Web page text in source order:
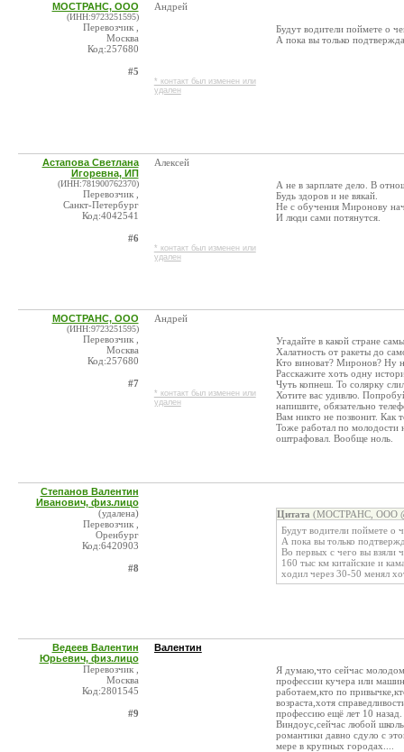
МОСТРАНС, ООО
(ИНН:9723251595)
Перевозчик ,
Москва
Код:257680
#5
Андрей
* контакт был изменен или
удален
Будут водители поймете о
А пока вы только
Астапова Светлана
Игоревна, ИП
(ИНН:781900762370)
Перевозчик ,
Санкт-Петербург
Код:4042541
#6
Алексей
* контакт был изменен или
удален
А не в зарплате дело. В
Будь здоров и не вякай.
Не с обучения Миронову
И люди сами потянутся.
МОСТРАНС, ООО
(ИНН:9723251595)
Перевозчик ,
Москва
Код:257680
#7
Андрей
* контакт был изменен или
удален
Угадайте в какой стране
Халатность от ракеты до
Кто виноват? Миронов? Ну
Расскажите хоть одну
Чуть копнеш. То солярку
Хотите вас удивлю.
напишите, обязательно
Вам никто не позвонит. Как
Тоже работал по
оштрафовал. Вообще ноль.
Степанов Валентин
Иванович, физ.лицо
(удалена)
Перевозчик ,
Оренбург
Код:6420903
#8
Цитата (МОСТРАНС, ООО
Будут водители поймете о
А пока вы только
Во первых с чего вы взяли
160 тыс км китайские и
ходил через 30-50 менял
Ведеев Валентин
Юрьевич, физ.лицо
Перевозчик ,
Москва
Код:2801545
#9
Валентин
Я думаю,что сейчас
профессии кучера или
работаем,кто по
возраста,хотя
профессию ещё лет 10
Виндоус,сейчас любой
романтики давно сдуло с
мере в крупных городах....